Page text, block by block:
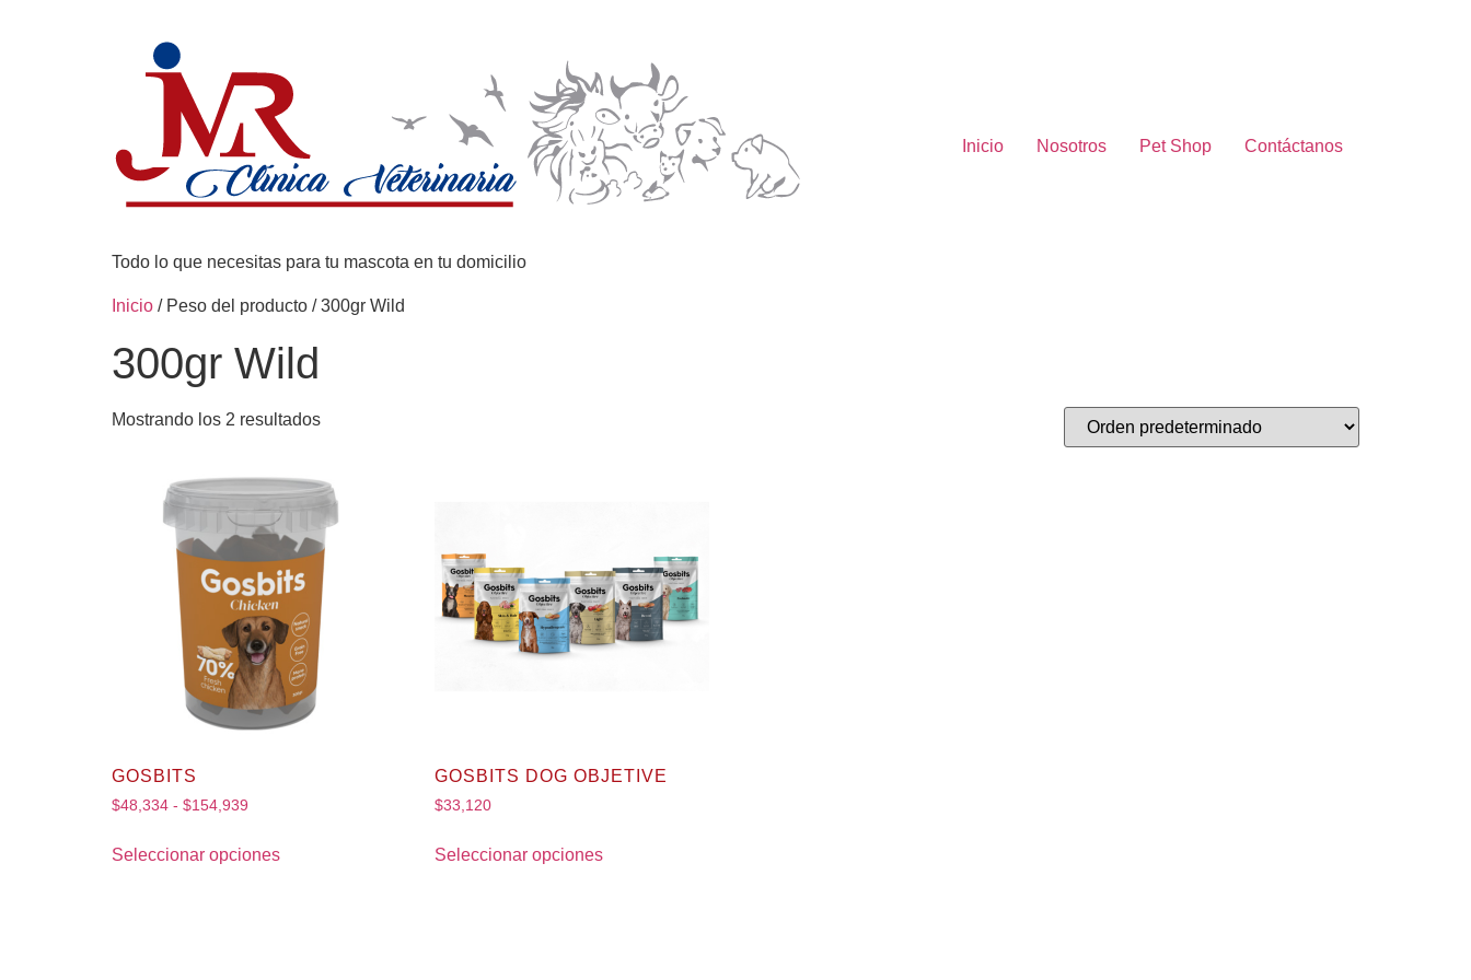
Todo lo que necesitas para tu mascota en tu domicilio
Inicio Nosotros Pet Shop Contáctanos
Inicio / Peso del producto / 300gr Wild
300gr Wild
Mostrando los 2 resultados
GOSBITS
$48,334 - $154,939
Seleccionar opciones
GOSBITS DOG OBJETIVE
$33,120
Seleccionar opciones